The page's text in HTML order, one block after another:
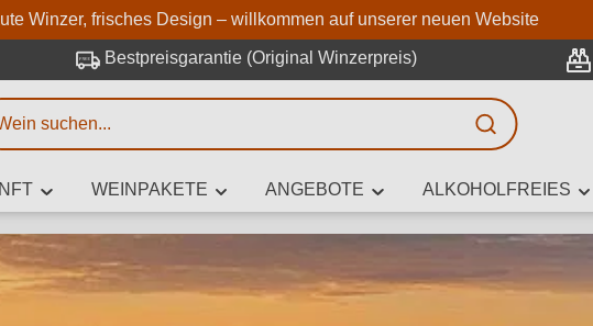
Zum Hauptinhalt springen
Zur Suche springen
Zur Hauptnavigation springen
Winzer, frisches Design – willkommen auf unserer neuen Website
Bestpreisgarantie (Original Winzerpreis)
WEINPAKETE ANGEBOTE ALKOHOLFREIES
eingeben
Erweiterte Suche